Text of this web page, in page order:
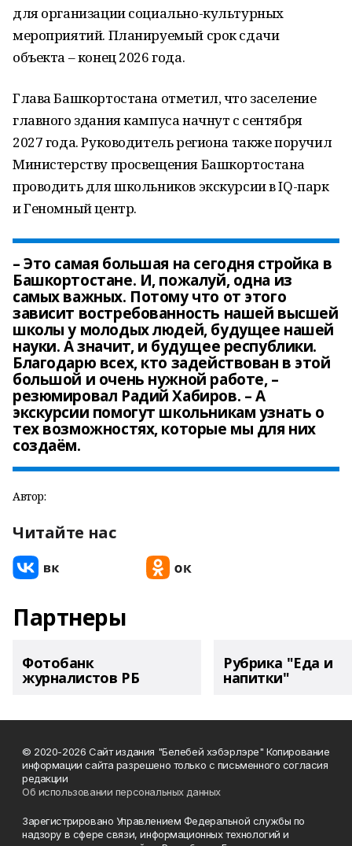
для организации социально-культурных
мероприятий. Планируемый срок сдачи
объекта – конец 2026 года.
Глава Башкортостана отметил, что заселение
главного здания кампуса начнут с сентября
2027 года. Руководитель региона также поручил
Министерству просвещения Башкортостана
проводить для школьников экскурсии в IQ-парк
и Геномный центр.
– Это самая большая на сегодня стройка в
Башкортостане. И, пожалуй, одна из
самых важных. Потому что от этого
зависит востребованность нашей высшей
школы у молодых людей, будущее нашей
науки. А значит, и будущее республики.
Благодарю всех, кто задействован в этой
большой и очень нужной работе, –
резюмировал Радий Хабиров. – А
экскурсии помогут школьникам узнать о
тех возможностях, которые мы для них
создаём.
Автор:
Читайте нас
Партнеры
Фотобанк
журналистов РБ
Рубрика "Еда и
напитки"
© 2020-2026 Сайт издания "Белебей хэбэрлэре" Копирование
информации сайта разрешено только с письменного согласия
редакции
Об использовании персональных данных
Зарегистрировано Управлением Федеральной службы по
надзору в сфере связи, информационных технологий и